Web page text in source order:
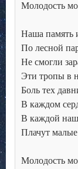
Молодость
Наша память
По лесной
Не смогли
Эти тропы в
Боль тех
В каждом
В каждой
Плачут
Молодость